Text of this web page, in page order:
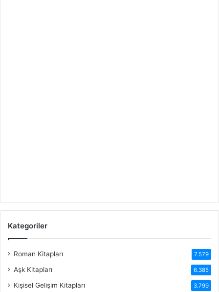
Kategoriler
Roman Kitapları 7.579
Aşk Kitapları 6.385
Kişisel Gelişim Kitapları 3.799